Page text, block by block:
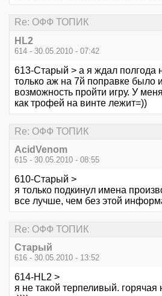
Re: ОФФ ТОПИК
HL2
614 - 30.05.2010 - 07:42
613-Старый > а я ждал полгода
только аж на 7й поправке было
возможность пройти игру. У
как трофей на винте лежит=))
Re: ОФФ ТОПИК
AcidVenom
615 - 30.05.2010 - 08:55
610-Старый >
я только подкинул имена
все лучше, чем без этой
Re: ОФФ ТОПИК
Старый
616 - 30.05.2010 - 13:52
614-HL2 >
я не такой терпеливый.